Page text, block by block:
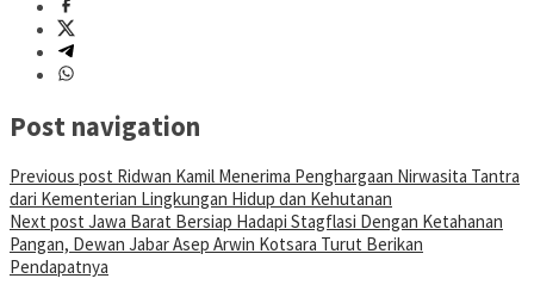
Post navigation
Previous post Ridwan Kamil Menerima Penghargaan Nirwasita Tantra
dari Kementerian Lingkungan Hidup dan Kehutanan
Next post Jawa Barat Bersiap Hadapi Stagflasi Dengan Ketahanan
Pangan, Dewan Jabar Asep Arwin Kotsara Turut Berikan
Pendapatnya